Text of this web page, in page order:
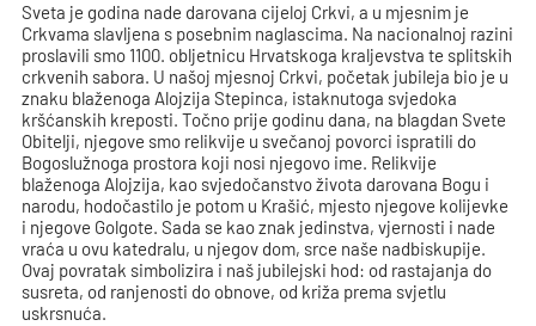
Sveta je godina nade darovana cijeloj Crkvi, a u mjesnim je
Crkvama slavljena s posebnim naglascima. Na nacionalnoj razini
proslavili smo 1100. obljetnicu Hrvatskoga kraljevstva te splitskih
crkvenih sabora. U našoj mjesnoj Crkvi, početak jubileja bio je u
znaku blaženoga Alojzija Stepinca, istaknutoga svjedoka
kršćanskih kreposti. Točno prije godinu dana, na blagdan Svete
Obitelji, njegove smo relikvije u svečanoj povorci ispratili do
Bogoslužnoga prostora koji nosi njegovo ime. Relikvije
blaženoga Alojzija, kao svjedočanstvo života darovana Bogu i
narodu, hodočastilo je potom u Krašić, mjesto njegove kolijevke
i njegove Golgote. Sada se kao znak jedinstva, vjernosti i nade
vraća u ovu katedralu, u njegov dom, srce naše nadbiskupije.
Ovaj povratak simbolizira i naš jubilejski hod: od rastajanja do
susreta, od ranjenosti do obnove, od križa prema svjetlu
uskrsnuća.